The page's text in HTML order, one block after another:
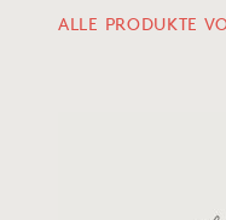
ALLE PRODUKTE